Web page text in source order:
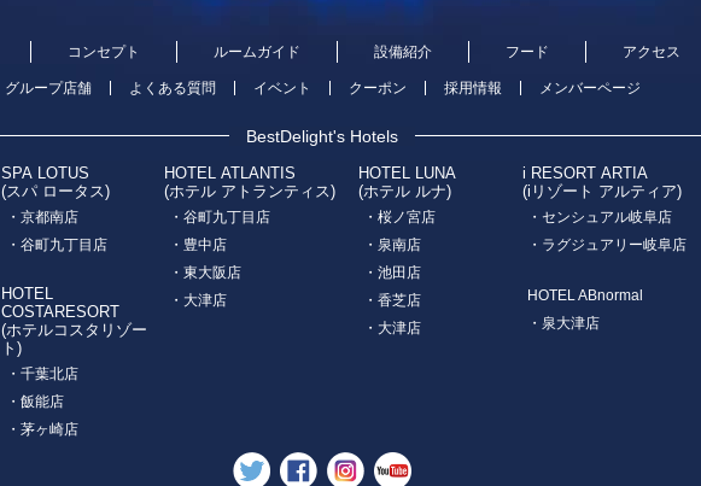
コンセプト ルームガイド 設備紹介 フード アクセス
グループ店舗 よくある質問 イベント クーポン 採用情報 メンバーページ
BestDelight's Hotels
SPA LOTUS
(スパ ロータス)
・京都南店
・谷町九丁目店
HOTEL
COSTARESORT
(ホテルコスタリゾー
ト)
・千葉北店
・飯能店
・茅ヶ崎店
HOTEL ATLANTIS
(ホテル アトランティス)
・谷町九丁目店
・豊中店
・東大阪店
・大津店
HOTEL LUNA
(ホテル ルナ)
・桜ノ宮店
・泉南店
・池田店
・香芝店
・大津店
i RESORT ARTIA
(iリゾート アルティア)
・センシュアル岐阜店
・ラグジュアリー岐阜店
HOTEL ABnormal
・泉大津店